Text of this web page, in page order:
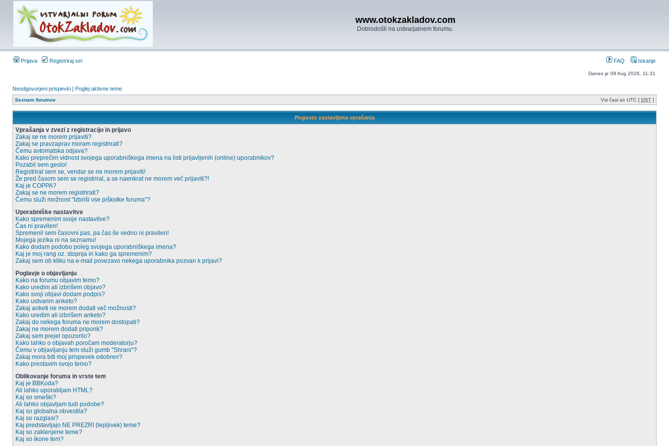
www.otokzakladov.com
Dobrodošli na ustvarjalnem forumu.
Prijava Registriraj se! FAQ Iskanje
Danes je 09 Avg 2026, 11:31
Neodgovorjeni prispevki | Poglej aktivne teme
Seznam forumov Vsi časi so UTC [ DST ]
Pogosto zastavljena vprašanja
Vprašanja v zvezi z registracijo in prijavo
Zakaj se ne morem prijaviti?
Zakaj se pravzaprav moram registrirati?
Čemu avtomatska odjava?
Kako preprečim vidnost svojega uporabniškega imena na listi prijavljenih (online) uporabnikov?
Pozabil sem geslo!
Registriral sem se, vendar se ne morem prijaviti!
Že pred časom sem se registriral, a se naenkrat ne morem več prijaviti?!
Kaj je COPPA?
Zakaj se ne morem registrirati?
Čemu služi možnost "Izbriši vse piškotke foruma"?
Uporabniške nastavitve
Kako spremenim svoje nastavitve?
Čas ni pravilen!
Spremenil sem časovni pas, pa čas še vedno ni pravilen!
Mojega jezika ni na seznamu!
Kako dodam podobo poleg svojega uporabniškega imena?
Kaj je moj rang oz. stopnja in kako ga spremenim?
Zakaj sem ob kliku na e-mail povezavo nekega uporabnika pozvan k prijavi?
Poglavje o objavljanju
Kako na forumu objavim temo?
Kako uredim ali izbrišem objavo?
Kako svoji objavi dodam podpis?
Kako ustvarim anketo?
Zakaj anketi ne morem dodati več možnosti?
Kako uredim ali izbrišem anketo?
Zakaj do nekega foruma ne morem dostopati?
Zakaj ne morem dodati priponk?
Zakaj sem prejel opozorilo?
Kako lahko o objavah poročam moderatorju?
Čemu v objavljanju tem služi gumb "Shrani"?
Zakaj mora biti moj prispevek odobren?
Kako prestavim svojo temo?
Oblikovanje foruma in vrste tem
Kaj je BBKoda?
Ali lahko uporabljam HTML?
Kaj so smeški?
Ali lahko objavljam tudi podobe?
Kaj so globalna obvestila?
Kaj so razglasi?
Kaj predstavljajo NE PREZRI (lepljivek) teme?
Kaj so zaklenjene teme?
Kaj so ikone tem?